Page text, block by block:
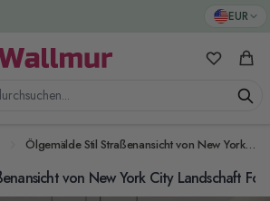
EUR
Meine
Ölgemälde Stil Straßenansicht von New York City Landschaft Fototapete
von New York City Landschaft